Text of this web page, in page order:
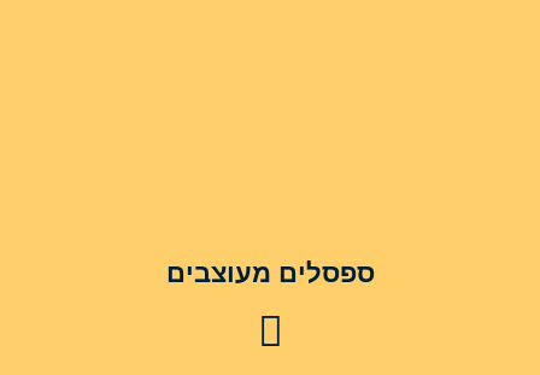
ספסלים מעוצבים